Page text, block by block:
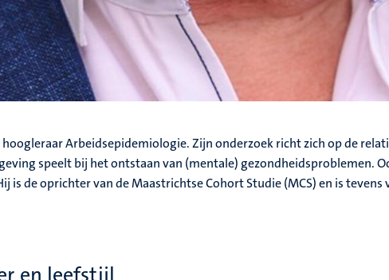
Arbeidsepidemiologie. Zijn onderzoek richt zich op de
speelt bij het ontstaan van (mentale) gezondheidsproblemen.
is de oprichter van de Maastrichtse Cohort Studie (MCS) en is